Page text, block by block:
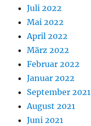
Juli 2022
Mai 2022
April 2022
März 2022
Februar 2022
Januar 2022
September 2021
August 2021
Juni 2021